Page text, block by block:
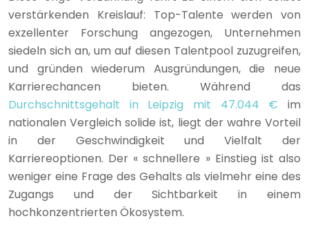
verstärkenden Kreislauf: Top-Talente werden von
exzellenter Forschung angezogen, Unternehmen
siedeln sich an, um auf diesen Talentpool zuzugreifen,
und gründen wiederum Ausgründungen, die neue
Karrierechancen bieten. Während das
Durchschnittsgehalt in Leipzig mit 47.044 € im
nationalen Vergleich solide ist, liegt der wahre Vorteil
in der Geschwindigkeit und Vielfalt der
Karriereoptionen. Der « schnellere » Einstieg ist also
weniger eine Frage des Gehalts als vielmehr eine des
Zugangs und der Sichtbarkeit in einem
hochkonzentrierten Ökosystem.